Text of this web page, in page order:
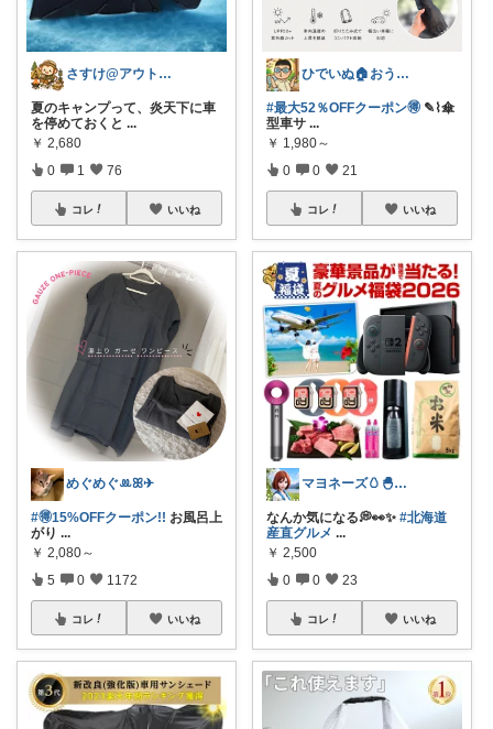
さすけ@アウトドア&防災グッズ紹介
夏のキャンプって、炎天下に車
を停めておくと ...
￥ 2,680
0 1 76
コレ いいね
めぐめぐꔛꕤ✈︎
#🉐15%OFFクーポン!! お風呂上
がり ...
￥ 2,080～
5 0 1172
コレ いいね
ひでいぬ🏠おうちをアイテムで快適！！
#最大52％OFFクーポン🉐 ✎⌇傘
型車サ ...
￥ 1,980～
0 0 21
コレ いいね
マヨネーズ🥚‪🐣✨️お礼はプロフで♪
なんか気になる💭👀✨ #北海道
産直グルメ ...
￥ 2,500
0 0 23
コレ いいね